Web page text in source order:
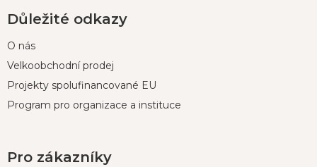
Důležité odkazy
O nás
Velkoobchodní prodej
Projekty spolufinancované EU
Program pro organizace a instituce
Pro zákazníky